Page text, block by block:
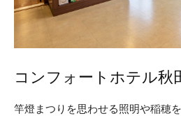
コンフォートホテル秋
竿燈まつりを思わせる照明や稲穂